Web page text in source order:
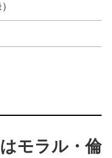
モラル・倫